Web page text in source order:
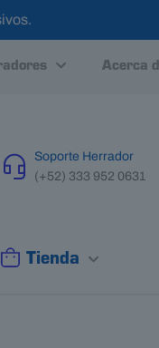
Acerca
Soporte Herrador
(+52) 333 952 0631
Tienda